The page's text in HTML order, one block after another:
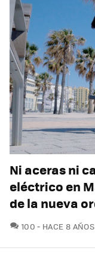
Ni aceras ni
eléctrico en
de la nueva
100 COMENTARIOS
HACE 8 AÑOS